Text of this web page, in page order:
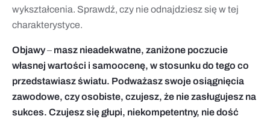
wykształcenia. Sprawdź, czy nie odnajdziesz się w tej
charakterystyce.
Objawy– masz nieadekwatne, zaniżone poczucie
własnej wartości i samoocenę, w stosunku do tego co
przedstawiasz światu. Podważasz swoje osiągnięcia
zawodowe, czy osobiste, czujesz, że nie zasługujesz na
sukces. Czujesz się głupi, niekompetentny, nie dość